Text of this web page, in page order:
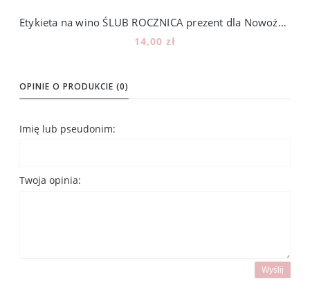
Etykieta na wino ŚLUB ROCZNICA prezent dla Nowożeńców auto [13]
14,00 zł
OPINIE O PRODUKCIE (0)
Imię lub pseudonim:
Twoja opinia:
Wyślij